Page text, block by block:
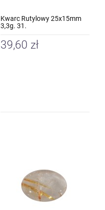
Kwarc Rutylowy 25x15mm
3,3g. 31.
39,60 zł